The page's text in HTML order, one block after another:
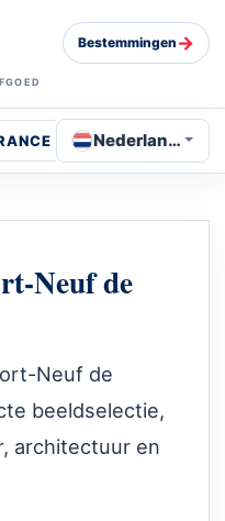
Bestemmingen →
Nederlands
Neuf de
Neuf de
beeldselectie,
architectuur en